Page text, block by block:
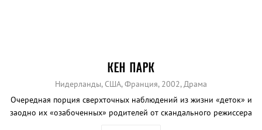
КЕН ПАРК
Нидерланды, США, Франция, 2002, Драма
Очередная порция сверхточных наблюдений из жизни «деток» и
заодно их «озабоченных» родителей от скандального режиссера